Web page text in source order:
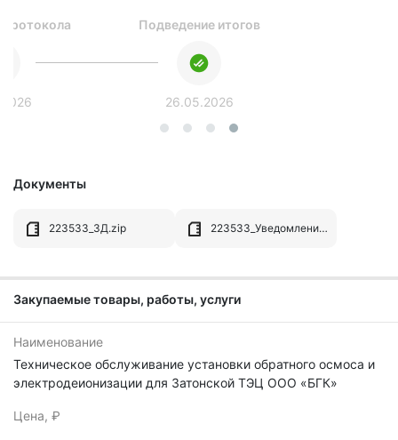
Подведение итогов
26.05.2026
Документы
223533_ЗД.zip 223533_Уведомление__о_разъяснении.zip
Закупаемые товары, работы, услуги
Наименование
Техническое обслуживание установки обратного осмоса и
электродеионизации для Затонской ТЭЦ ООО «БГК»
Цена, ₽